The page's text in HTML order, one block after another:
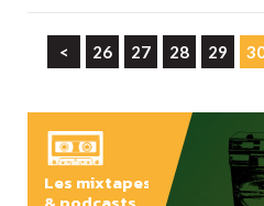
< 26 27 28 29
Les mixtapes